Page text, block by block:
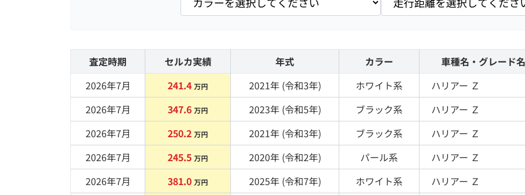
査定時期 セルカ実績 年式 カラー
車種名・グレード名
2026年7月
241.4 万円 2021年 (令和3年) ホワイト系 ハリアー Ｚ
2026年7月
347.6 万円 2023年 (令和5年) ブラック系 ハリアー Ｚ
2026年7月
250.2 万円 2021年 (令和3年) ブラック系 ハリアー Ｚ
2026年7月
245.5 万円 2020年 (令和2年) パール系 ハリアー Ｚ
2026年7月
381.0 万円 2025年 (令和7年) ホワイト系 ハリアー Ｚ